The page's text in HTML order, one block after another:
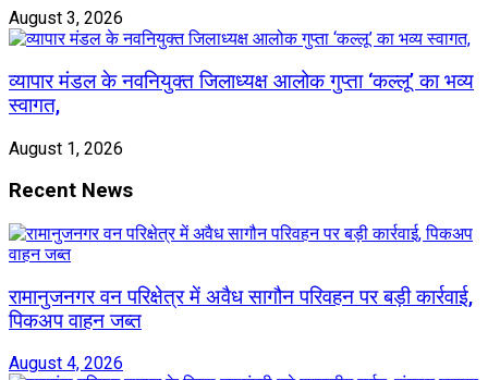
August 3, 2026
व्यापार मंडल के नवनियुक्त जिलाध्यक्ष आलोक गुप्ता ‘कल्लू’ का भव्य
स्वागत,
August 1, 2026
Recent News
रामानुजनगर वन परिक्षेत्र में अवैध सागौन परिवहन पर बड़ी कार्रवाई,
पिकअप वाहन जब्त
August 4, 2026